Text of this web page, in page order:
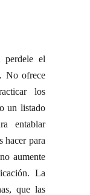
el
No ofrece
los
un listado
entablar
hacer para
aumente
La
que las